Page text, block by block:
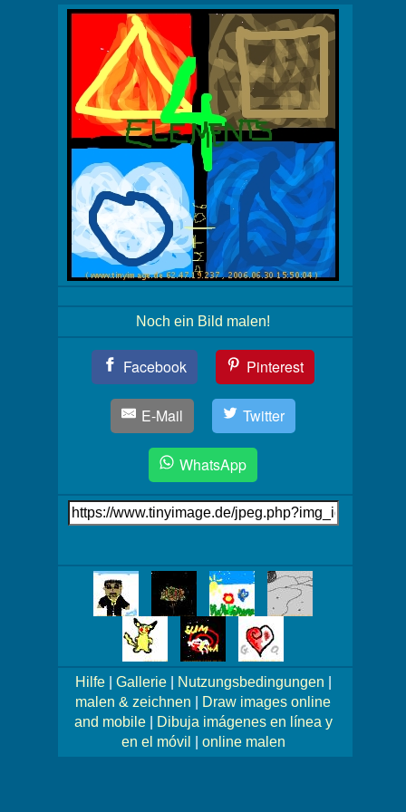
Noch ein Bild malen!
Facebook Pinterest
E-Mail Twitter
WhatsApp
Link
auf's
Bilder!
Hilfe| Gallerie| Nutzungsbedingungen
malen & zeichnen
Draw images online
and mobile|
Dibuja imágenes en línea y
en el móvil
online malen